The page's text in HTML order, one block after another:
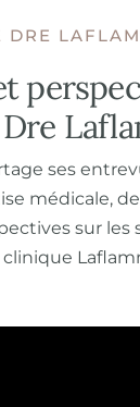
DRE
ses
médicale,
sur les
clinique
En